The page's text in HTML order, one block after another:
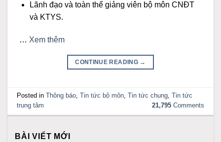
Lãnh đạo và toàn thể giảng viên bộ môn CNĐT
và KTYS.
… Xem thêm
CONTINUE READING →
Posted inThông báo,Tin tức bộ môn,Tin tức chung,Tin tức
trung tâm
21,795Comments
BÀI VIẾT MỚI